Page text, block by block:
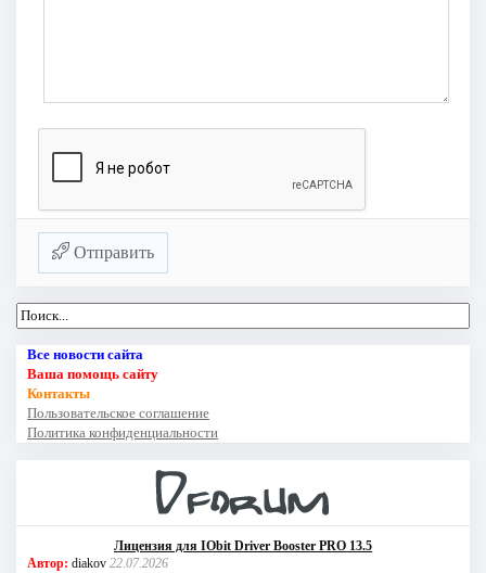
Отправить
Все новости сайта
Ваша помощь сайту
Контакты
Пользовательское соглашение
Политика конфиденциальности
Лицензия для IObit Driver Booster PRO 13.5
Автор: diakov 22.07.2026